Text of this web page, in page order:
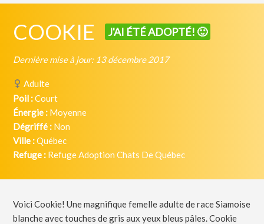
COOKIE J'AI ÉTÉ ADOPTÉ! 🙂
Dernière mise à jour: 13 décembre 2017
Adulte
Poil :Court
Énergie : Moyenne
Dégriffé : Non
Ville :Québec
Refuge : Refuge Adoption Chats De Québec
Voici Cookie! Une magnifique femelle adulte de race Siamoise
blanche avec touches de gris aux yeux bleus pâles. Cookie